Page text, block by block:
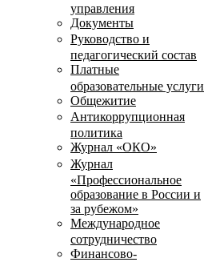
управления
Документы
Руководство и
педагогический состав
Платные
образовательные услуги
Общежитие
Антикоррупционная
политика
Журнал «ОКО»
Журнал
«Профессиональное
образование в России и
за рубежом»
Международное
сотрудничество
Финансово-